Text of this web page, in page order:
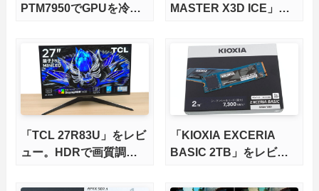
PTM7950でGPUを冷や
MASTER X3D ICE」を
さらに高速にする完全版
X870Eマザーボードを徹
底検証
「TCL 27R83U」をレビ
ュー。HDRで画質調整
輝度も発揮！
「KIOXIA EXCERIA
BASIC 2TB」をレビュ
力、高性能、高コスパを